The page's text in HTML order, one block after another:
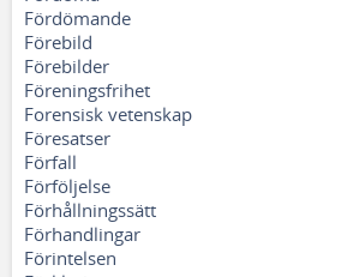
Fördömande
Förebild
Förebilder
Föreningsfrihet
Forensisk vetenskap
Föresatser
Förfall
Förföljelse
Förhållningssätt
Förhandlingar
Förintelsen